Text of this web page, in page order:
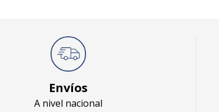
Envíos
A nivel nacional